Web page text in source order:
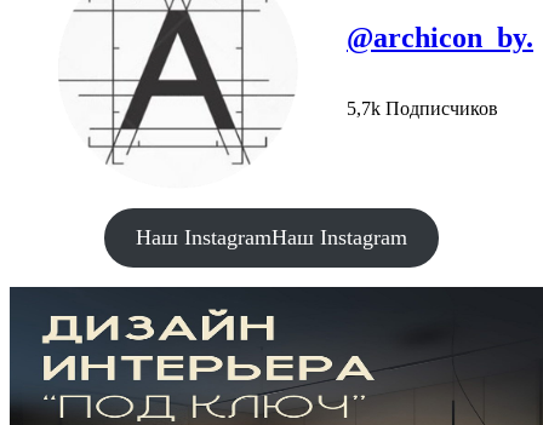
@archicon_by.
5,7k Подписчиков
Наш InstagramНаш Instagram